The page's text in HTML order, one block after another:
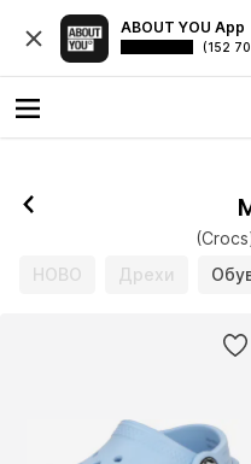
ABOUT YOU App
(152
НОВО
Дрехи